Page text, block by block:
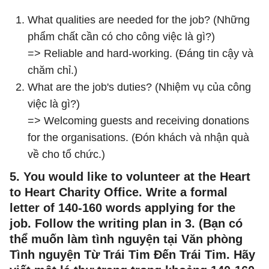
What qualities are needed for the job? (Những
phẩm chất cần có cho công việc là gì?)
=> Reliable and hard-working. (Đáng tin cậy và
chăm chỉ.)
What are the job's duties? (Nhiệm vụ của công
việc là gì?)
=> Welcoming guests and receiving donations
for the organisations. (Đón khách và nhận quà
về cho tổ chức.)
5. You would like to volunteer at the Heart
to Heart Charity Office. Write a formal
letter of 140-160 words applying for the
job. Follow the writing plan in 3. (Bạn có
thể muốn làm tình nguyện tại Văn phòng
Tình nguyện Từ Trái Tim Đến Trái Tim. Hãy